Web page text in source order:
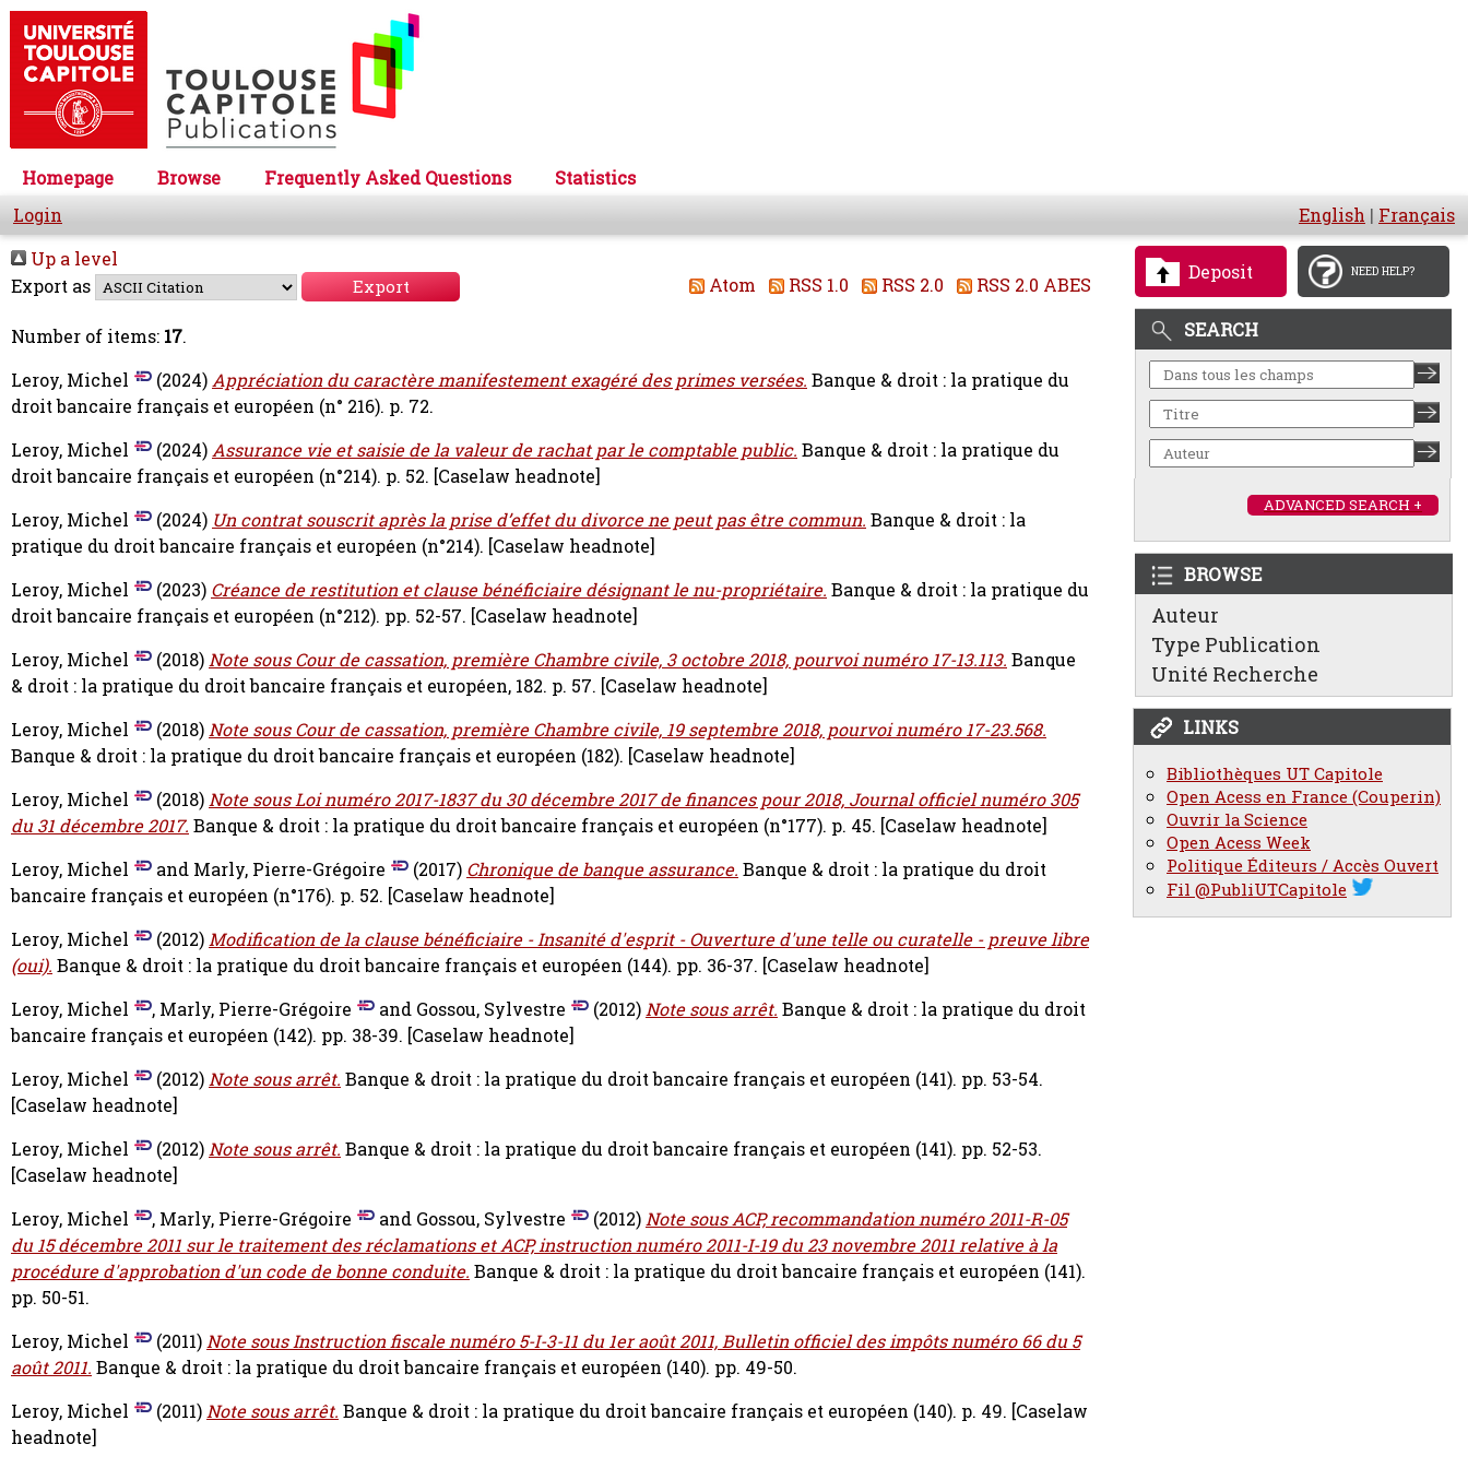
Homepage Browse Frequently Asked Questions
Statistics
Login
English | Français
Deposit NEED HELP?
SEARCH
ADVANCED SEARCH +
BROWSE
Auteur
Type Publication
Unité Recherche
LINKS
Bibliothèques UT Capitole
Open Acess en France (Couperin)
Ouvrir la Science
Open Acess Week
Politique Éditeurs / Accès Ouvert
Fil @PubliUTCapitole
Up a level
Export as
Atom RSS 1.0 RSS 2.0 RSS 2.0 ABES
Number of items: 17.
Leroy, Michel
(2024)Appréciation du caractère manifestement exagéré des primes versées. Banque & droit : la pratique du
droit bancaire français et européen (n° 216). p. 72.
Leroy, Michel
(2024)Assurance vie et saisie de la valeur de rachat par le comptable public. Banque & droit : la pratique du
droit bancaire français et européen (n°214). p. 52. [Caselaw headnote]
Leroy, Michel
(2024) Un contrat souscrit après la prise d’effet du divorce ne peut pas être commun. Banque & droit : la
pratique du droit bancaire français et européen (n°214). [Caselaw headnote]
Leroy, Michel
(2023) Créance de restitution et clause bénéficiaire désignant le nu-propriétaire. Banque & droit : la pratique du
droit bancaire français et européen (n°212). pp. 52-57. [Caselaw headnote]
Leroy, Michel
(2018)Note sous Cour de cassation, première Chambre civile, 3 octobre 2018, pourvoi numéro 17-13.113. Banque
& droit : la pratique du droit bancaire français et européen, 182. p. 57. [Caselaw headnote]
Leroy, Michel
(2018)Note sous Cour de cassation, première Chambre civile, 19 septembre 2018, pourvoi numéro 17-23.568.
Banque & droit : la pratique du droit bancaire français et européen (182). [Caselaw headnote]
Leroy, Michel
(2018)Note sous Loi numéro 2017-1837 du 30 décembre 2017 de finances pour 2018, Journal officiel numéro 305
du 31 décembre 2017. Banque & droit : la pratique du droit bancaire français et européen (n°177). p. 45. [Caselaw headnote]
Leroy, Michel
and Marly, Pierre-Grégoire (2017) Chronique de banque assurance. Banque & droit : la pratique du droit
bancaire français et européen (n°176). p. 52. [Caselaw headnote]
Leroy, Michel
(2012)Modification de la clause bénéficiaire - Insanité d'esprit - Ouverture d'une telle ou curatelle - preuve libre
(oui). Banque & droit : la pratique du droit bancaire français et européen (144). pp. 36-37. [Caselaw headnote]
Leroy, Michel
, Marly, Pierre-Grégoire and Gossou, Sylvestre (2012)Note sous arrêt. Banque & droit : la pratique du droit
bancaire français et européen (142). pp. 38-39. [Caselaw headnote]
Leroy, Michel
(2012)Note sous arrêt. Banque & droit : la pratique du droit bancaire français et européen (141). pp. 53-54.
[Caselaw headnote]
Leroy, Michel
(2012)Note sous arrêt. Banque & droit : la pratique du droit bancaire français et européen (141). pp. 52-53.
[Caselaw headnote]
Leroy, Michel
, Marly, Pierre-Grégoire and Gossou, Sylvestre (2012)Note sous ACP, recommandation numéro 2011-R-05
du 15 décembre 2011 sur le traitement des réclamations et ACP, instruction numéro 2011-I-19 du 23 novembre 2011 relative à la
procédure d'approbation d'un code de bonne conduite. Banque & droit : la pratique du droit bancaire français et européen (141).
pp. 50-51.
Leroy, Michel
(2011)Note sous Instruction fiscale numéro 5-I-3-11 du 1er août 2011, Bulletin officiel des impôts numéro 66 du 5
août 2011. Banque & droit : la pratique du droit bancaire français et européen (140). pp. 49-50.
Leroy, Michel
(2011)Note sous arrêt. Banque & droit : la pratique du droit bancaire français et européen (140). p. 49. [Caselaw
headnote]